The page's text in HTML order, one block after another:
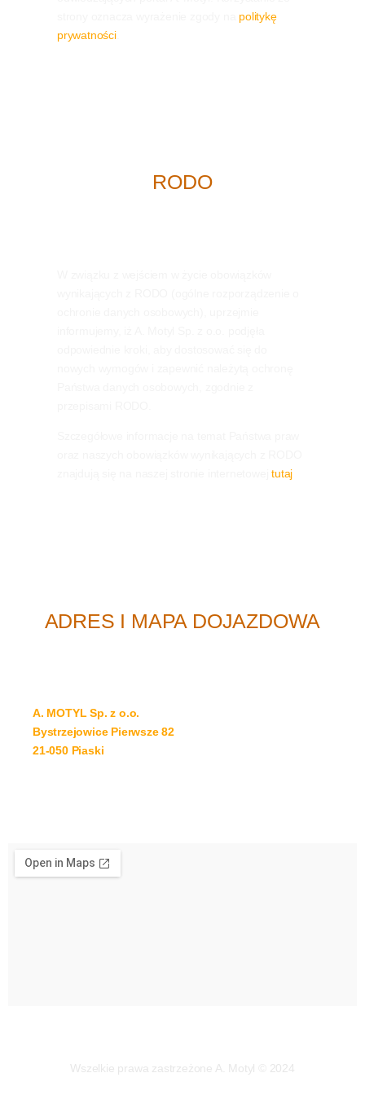
politykę
prywatności.
RODO
znajdują się na naszej stronie internetowejtutaj
ADRES I MAPA DOJAZDOWA
A. MOTYL Sp. z o.o.
Bystrzejowice Pierwsze 82
21-050 Piaski
Wszelkie prawa zastrzeżone A. Motyl © 2024